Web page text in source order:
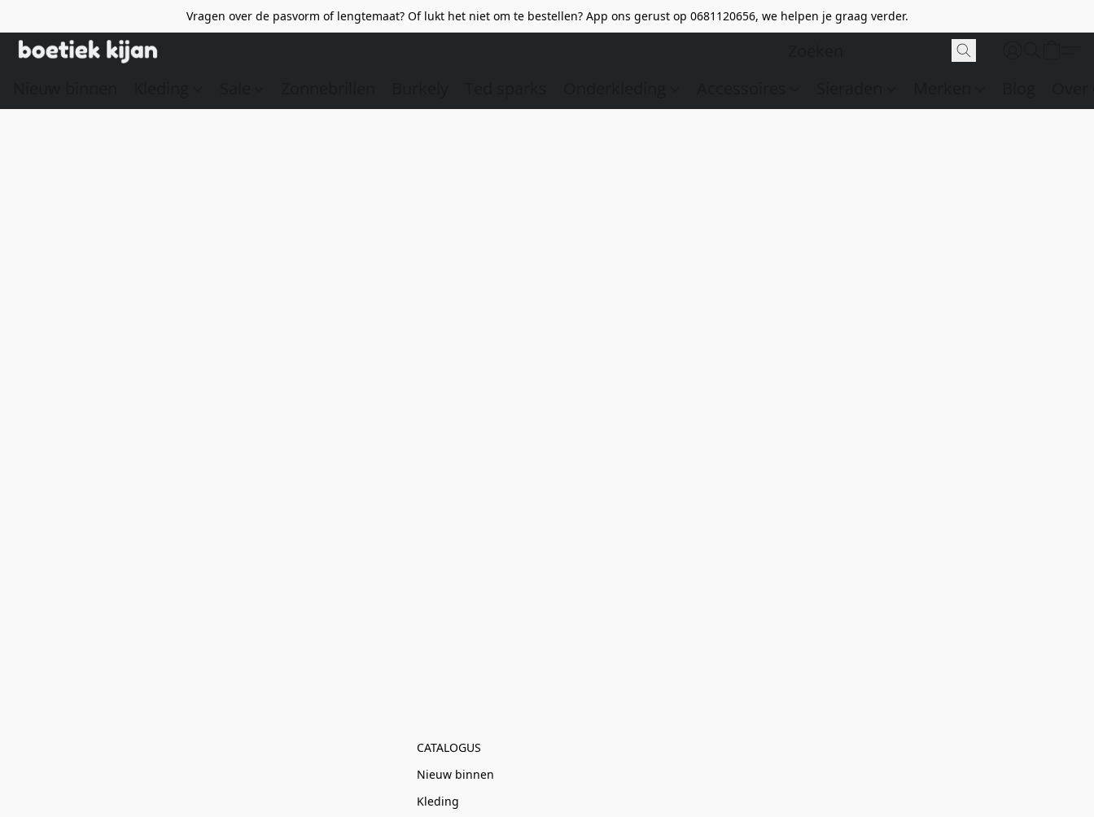
Vragen over de pasvorm of lengtemaat? Of lukt het niet om te bestellen? App ons gerust op 0681120656, we helpen je graag verder.
CATALOGUS
Nieuw binnen
Kleding